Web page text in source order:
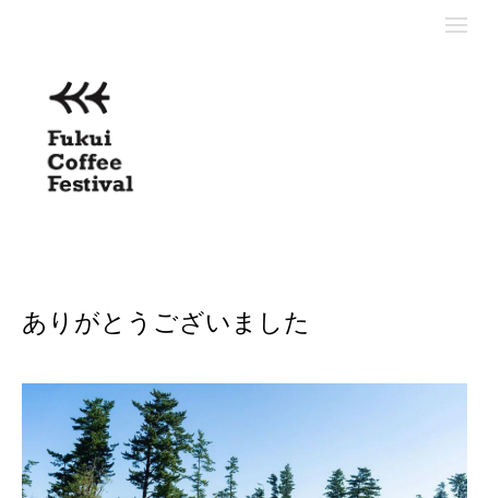
ありがとうございました